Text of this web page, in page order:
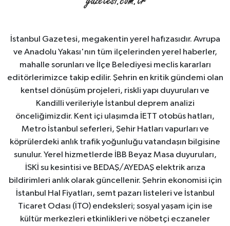
İstanbul Gazetesi, megakentin yerel hafızasıdır. Avrupa
ve Anadolu Yakası'nın tüm ilçelerinden yerel haberler,
mahalle sorunları ve İlçe Belediyesi meclis kararları
editörlerimizce takip edilir. Şehrin en kritik gündemi olan
kentsel dönüşüm projeleri, riskli yapı duyuruları ve
Kandilli verileriyle İstanbul deprem analizi
önceliğimizdir. Kent içi ulaşımda İETT otobüs hatları,
Metro İstanbul seferleri, Şehir Hatları vapurları ve
köprülerdeki anlık trafik yoğunluğu vatandaşın bilgisine
sunulur. Yerel hizmetlerde İBB Beyaz Masa duyuruları,
İSKİ su kesintisi ve BEDAŞ/AYEDAŞ elektrik arıza
bildirimleri anlık olarak güncellenir. Şehrin ekonomisi için
İstanbul Hal Fiyatları, semt pazarı listeleri ve İstanbul
Ticaret Odası (İTO) endeksleri; sosyal yaşam için ise
kültür merkezleri etkinlikleri ve nöbetçi eczaneler